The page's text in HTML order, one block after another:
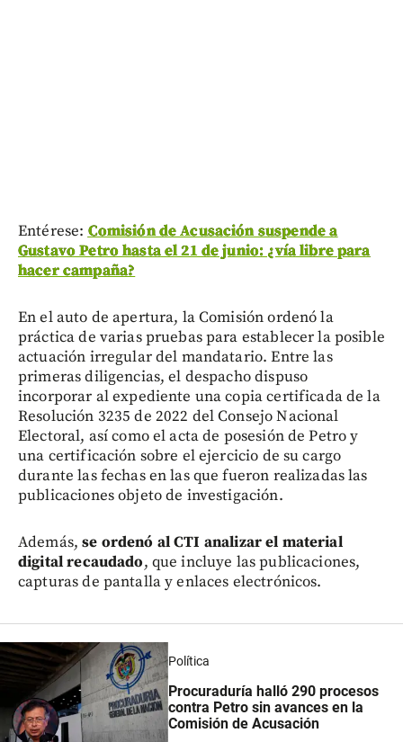
Entérese: Comisión de Acusación suspende a
Gustavo Petro hasta el 21 de junio: ¿vía libre para
hacer campaña?
En el auto de apertura, la Comisión ordenó la
práctica de varias pruebas para establecer la posible
actuación irregular del mandatario. Entre las
primeras diligencias, el despacho dispuso
incorporar al expediente una copia certificada de la
Resolución 3235 de 2022 del Consejo Nacional
Electoral, así como el acta de posesión de Petro y
una certificación sobre el ejercicio de su cargo
durante las fechas en las que fueron realizadas las
publicaciones objeto de investigación.
Además,se ordenó al CTI analizar el material
digital recaudado, que incluye las publicaciones,
capturas de pantalla y enlaces electrónicos.
Política
Procuraduría halló 290 procesos
contra Petro sin avances en la
Comisión de Acusación